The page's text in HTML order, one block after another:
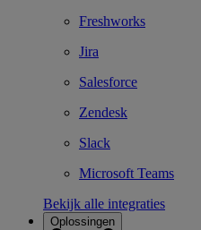
Freshworks
Jira
Salesforce
Zendesk
Slack
Microsoft Teams
Bekijk alle integraties
Oplossingen